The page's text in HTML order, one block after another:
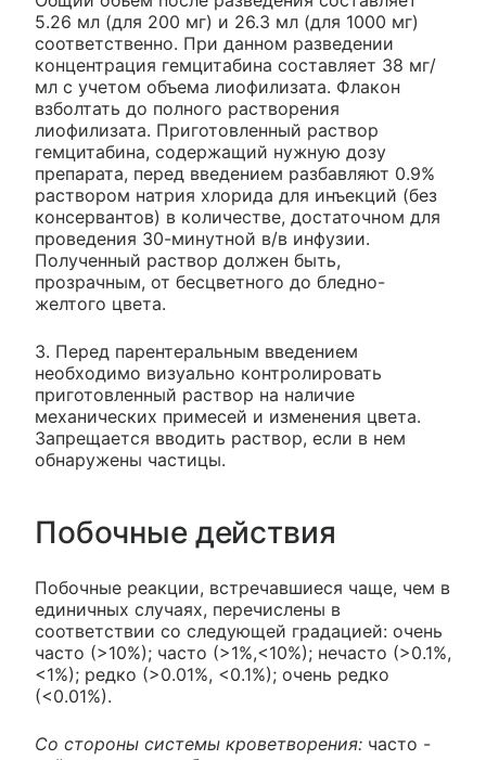
5.26 мл (для 200 мг) и 26.3 мл (для 1000 мг)
соответственно. При данном разведении
концентрация гемцитабина составляет 38 мг/
мл с учетом объема лиофилизата. Флакон
взболтать до полного растворения
лиофилизата. Приготовленный раствор
гемцитабина, содержащий нужную дозу
препарата, перед введением разбавляют 0.9%
раствором натрия хлорида для инъекций (без
консервантов) в количестве, достаточном для
проведения 30-минутной в/в инфузии.
Полученный раствор должен быть,
прозрачным, от бесцветного до бледно-
желтого цвета.
3. Перед парентеральным введением
необходимо визуально контролировать
приготовленный раствор на наличие
механических примесей и изменения цвета.
Запрещается вводить раствор, если в нем
обнаружены частицы.
Побочные действия
Побочные реакции, встречавшиеся чаще, чем в
единичных случаях, перечислены в
соответствии со следующей градацией: очень
часто (>10%); часто (>1%,<10%); нечасто (>0.1%,
<1%); редко (>0.01%, <0.1%); очень редко
(<0.01%).
Со стороны системы кроветворения: часто -